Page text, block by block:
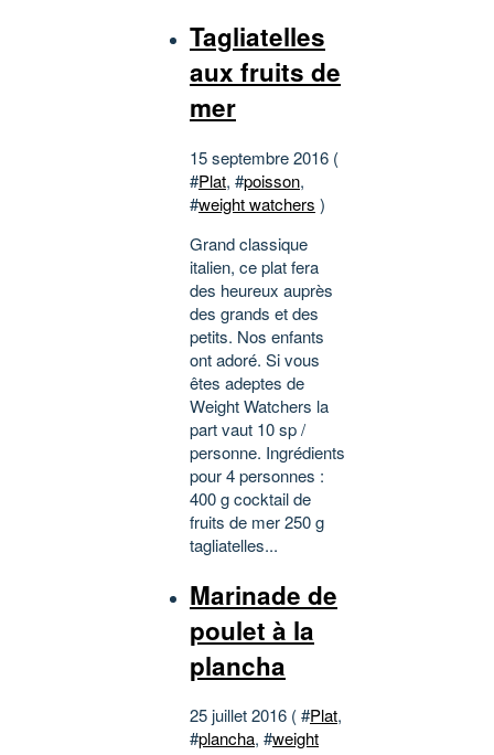
Tagliatelles
aux fruits de
mer
15 septembre 2016 (
#Plat, #poisson,
#weight watchers )
Grand classique
italien, ce plat fera
des heureux auprès
des grands et des
petits. Nos enfants
ont adoré. Si vous
êtes adeptes de
Weight Watchers la
part vaut 10 sp /
personne. Ingrédients
pour 4 personnes :
400 g cocktail de
fruits de mer 250 g
tagliatelles...
Marinade de
poulet à la
plancha
25 juillet 2016 ( #Plat,
#plancha, #weight